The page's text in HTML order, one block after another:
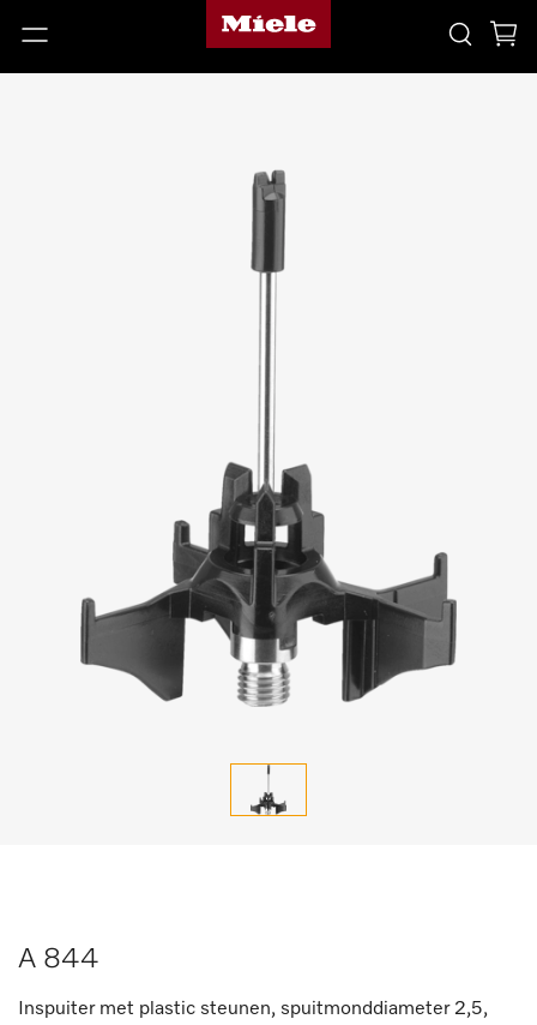
A 844
Inspuiter met plastic steunen, spuitmonddiameter 2,5,